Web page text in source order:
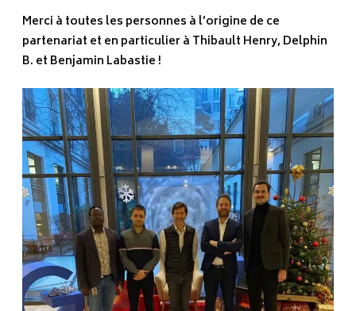
Merci à toutes les personnes à l’origine de ce
partenariat et en particulier à Thibault Henry, Delphin
B. et Benjamin Labastie !